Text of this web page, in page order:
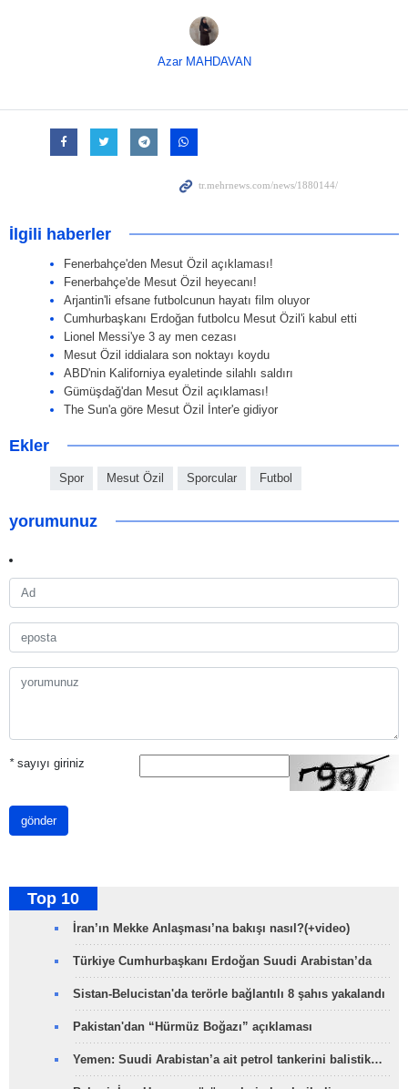
Azar MAHDAVAN
İlgili haberler
Fenerbahçe'den Mesut Özil açıklaması!
Fenerbahçe'de Mesut Özil heyecanı!
Arjantin'li efsane futbolcunun hayatı film oluyor
Cumhurbaşkanı Erdoğan futbolcu Mesut Özil'i kabul etti
Lionel Messi'ye 3 ay men cezası
Mesut Özil iddialara son noktayı koydu
ABD'nin Kaliforniya eyaletinde silahlı saldırı
Gümüşdağ'dan Mesut Özil açıklaması!
The Sun'a göre Mesut Özil İnter'e gidiyor
Ekler
Spor Mesut Özil Sporcular Futbol
yorumunuz
*sayıyı giriniz
gönder
Top 10
İran’ın Mekke Anlaşması’na bakışı nasıl?(+video)
Türkiye Cumhurbaşkanı Erdoğan Suudi Arabistan’da
Sistan-Belucistan'da terörle bağlantılı 8 şahıs yakalandı
Pakistan'dan “Hürmüz Boğazı” açıklaması
Yemen: Suudi Arabistan’a ait petrol tankerini balistik…